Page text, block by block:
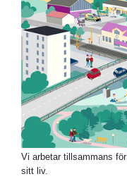
Vi arbetar tillsammans
sitt liv.